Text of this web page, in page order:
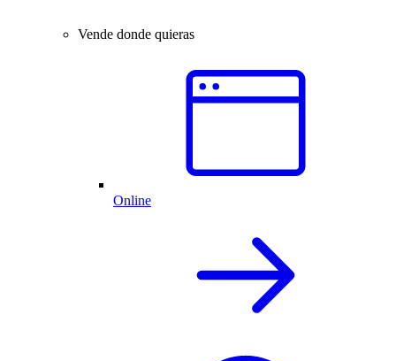
Vende donde quieras
Online